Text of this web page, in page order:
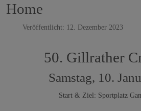
Home
Veröffentlicht: 12. Dezember 2023
50. Gillrather
Samstag, 10.
Start & Ziel: Sportplatz